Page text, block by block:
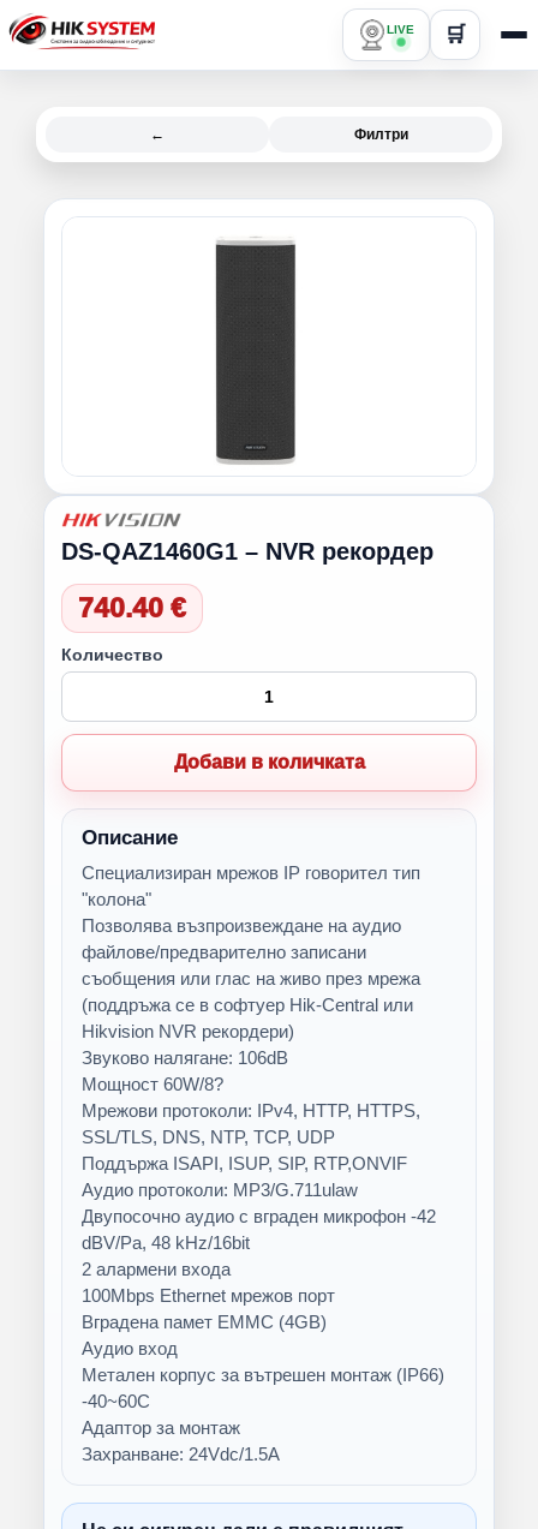
LIVE 🛒
← Филтри
DS-QAZ1460G1 – NVR рекордер
740.40 €
Количество
Добави в количката
Описание
Специализиран мрежов IP говорител тип
"колона"
Позволява възпроизвеждане на аудио
файлове/предварително записани
съобщения или глас на живо през мрежа
(поддръжа се в софтуер Hik-Central или
Hikvision NVR рекордери)
Звуково налягане: 106dB
Мощност 60W/8?
Мрежови протоколи: IPv4, HTTP, HTTPS,
SSL/TLS, DNS, NTP, TCP, UDP
Поддържа ISAPI, ISUP, SIP, RTP,ONVIF
Аудио протоколи: MP3/G.711ulaw
Двупосочно аудио с вграден микрофон -42
dBV/Pa, 48 kHz/16bit
2 алармени входа
100Mbps Ethernet мрежов порт
Вградена памет EMMC (4GB)
Аудио вход
Метален корпус за вътрешен монтаж (IP66)
-40~60C
Адаптор за монтаж
Захранване: 24Vdc/1.5A